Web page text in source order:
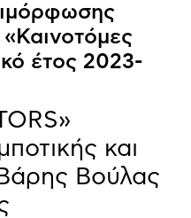
«Καινοτόμες
έτος 2023-
και
Βούλας